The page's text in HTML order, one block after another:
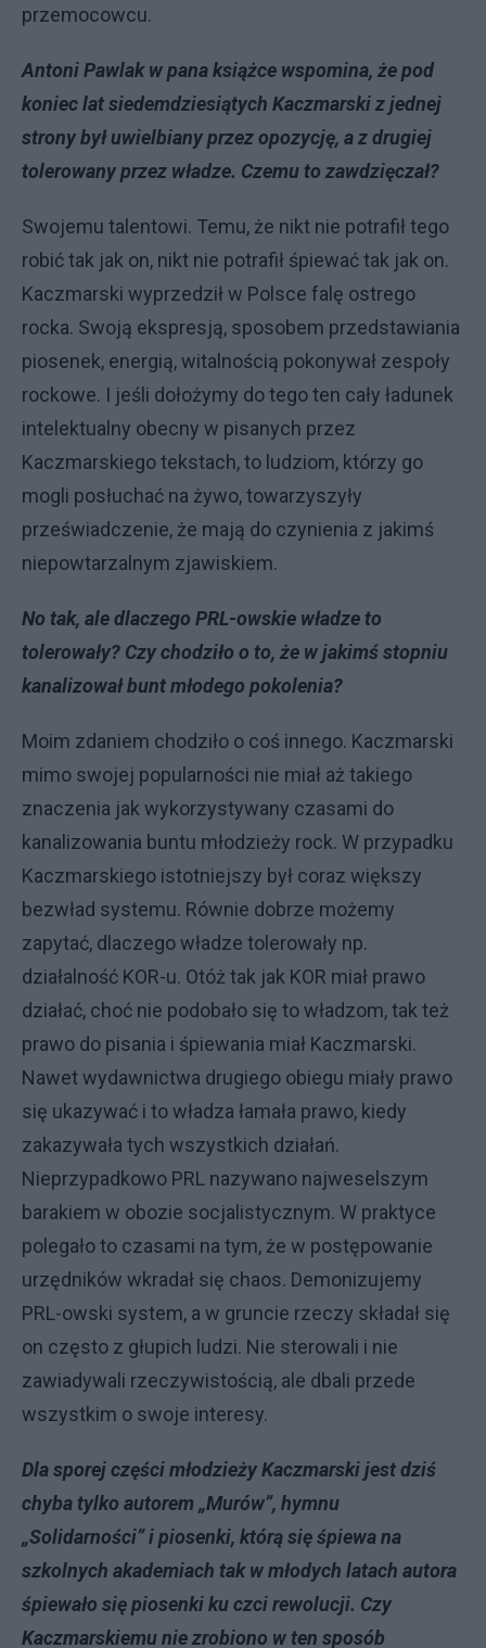
przemocowcu.
Antoni Pawlak w pana książce wspomina, że pod
koniec lat siedemdziesiątych Kaczmarski z jednej
strony był uwielbiany przez opozycję, a z drugiej
tolerowany przez władze. Czemu to zawdzięczał?
Swojemu talentowi. Temu, że nikt nie potrafił tego
robić tak jak on, nikt nie potrafił śpiewać tak jak on.
Kaczmarski wyprzedził w Polsce falę ostrego
rocka. Swoją ekspresją, sposobem przedstawiania
piosenek, energią, witalnością pokonywał zespoły
rockowe. I jeśli dołożymy do tego ten cały ładunek
intelektualny obecny w pisanych przez
Kaczmarskiego tekstach, to ludziom, którzy go
mogli posłuchać na żywo, towarzyszyły
przeświadczenie, że mają do czynienia z jakimś
niepowtarzalnym zjawiskiem.
No tak, ale dlaczego PRL-owskie władze to
tolerowały? Czy chodziło o to, że w jakimś stopniu
kanalizował bunt młodego pokolenia?
Moim zdaniem chodziło o coś innego. Kaczmarski
mimo swojej popularności nie miał aż takiego
znaczenia jak wykorzystywany czasami do
kanalizowania buntu młodzieży rock. W przypadku
Kaczmarskiego istotniejszy był coraz większy
bezwład systemu. Równie dobrze możemy
zapytać, dlaczego władze tolerowały np.
działalność KOR-u. Otóż tak jak KOR miał prawo
działać, choć nie podobało się to władzom, tak też
prawo do pisania i śpiewania miał Kaczmarski.
Nawet wydawnictwa drugiego obiegu miały prawo
się ukazywać i to władza łamała prawo, kiedy
zakazywała tych wszystkich działań.
Nieprzypadkowo PRL nazywano najweselszym
barakiem w obozie socjalistycznym. W praktyce
polegało to czasami na tym, że w postępowanie
urzędników wkradał się chaos. Demonizujemy
PRL-owski system, a w gruncie rzeczy składał się
on często z głupich ludzi. Nie sterowali i nie
zawiadywali rzeczywistością, ale dbali przede
wszystkim o swoje interesy.
Dla sporej części młodzieży Kaczmarski jest dziś
chyba tylko autorem „Murów”, hymnu
„Solidarności” i piosenki, którą się śpiewa na
szkolnych akademiach tak w młodych latach autora
śpiewało się piosenki ku czci rewolucji. Czy
Kaczmarskiemu nie zrobiono w ten sposób